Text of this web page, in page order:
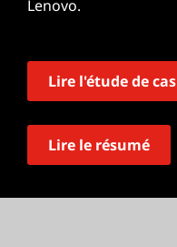
Lenovo.
Lire l'étude de cas
Lire le résumé